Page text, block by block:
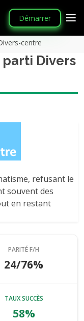
Démarrer
centre
Divers
refusant le
souvent des
en restant
PARITÉ F/H
24/76%
TAUX SUCCÈS
58%